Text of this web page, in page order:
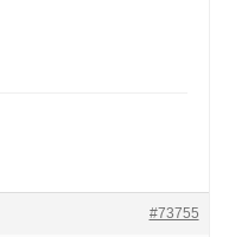
#73755